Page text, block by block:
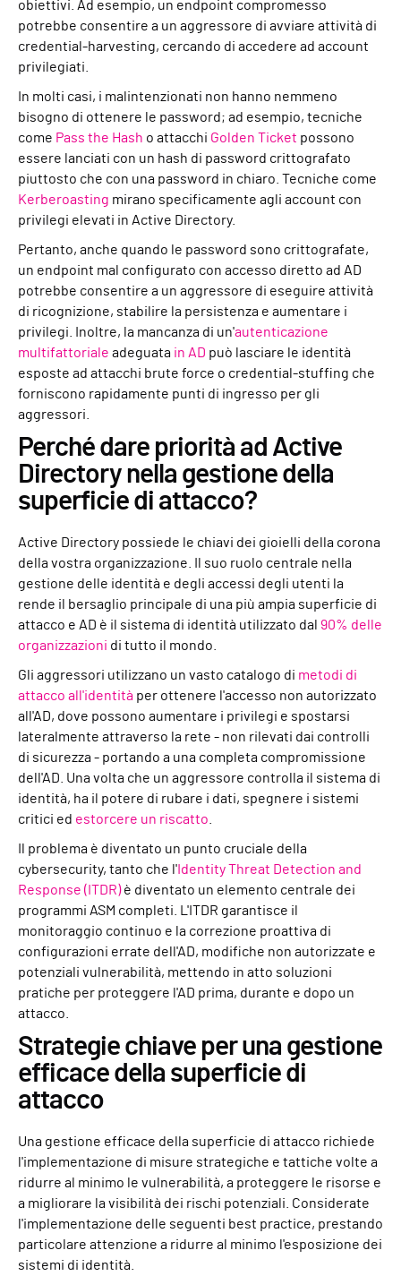
obiettivi. Ad esempio, un endpoint compromesso
potrebbe consentire a un aggressore di avviare attività di
credential-harvesting, cercando di accedere ad account
privilegiati.
In molti casi, i malintenzionati non hanno nemmeno
bisogno di ottenere le password; ad esempio, tecniche
come Pass the Hash o attacchi Golden Ticket possono
essere lanciati con un hash di password crittografato
piuttosto che con una password in chiaro. Tecniche come
Kerberoasting mirano specificamente agli account con
privilegi elevati in Active Directory.
Pertanto, anche quando le password sono crittografate,
un endpoint mal configurato con accesso diretto ad AD
potrebbe consentire a un aggressore di eseguire attività
di ricognizione, stabilire la persistenza e aumentare i
privilegi. Inoltre, la mancanza di un'autenticazione
multifattoriale adeguata in AD può lasciare le identità
esposte ad attacchi brute force o credential-stuffing che
forniscono rapidamente punti di ingresso per gli
aggressori.
Perché dare priorità ad Active
Directory nella gestione della
superficie di attacco?
Active Directory possiede le chiavi dei gioielli della corona
della vostra organizzazione. Il suo ruolo centrale nella
gestione delle identità e degli accessi degli utenti la
rende il bersaglio principale di una più ampia superficie di
attacco e AD è il sistema di identità utilizzato dal 90% delle
organizzazioni di tutto il mondo.
Gli aggressori utilizzano un vasto catalogo di metodi di
attacco all'identità per ottenere l'accesso non autorizzato
all'AD, dove possono aumentare i privilegi e spostarsi
lateralmente attraverso la rete - non rilevati dai controlli
di sicurezza - portando a una completa compromissione
dell'AD. Una volta che un aggressore controlla il sistema di
identità, ha il potere di rubare i dati, spegnere i sistemi
critici ed estorcere un riscatto
Il problema è diventato un punto cruciale della
cybersecurity, tanto che l' Identity Threat Detection and
Response (ITDR)è diventato un elemento centrale dei
programmi ASM completi. L'ITDR garantisce il
monitoraggio continuo e la correzione proattiva di
configurazioni errate dell'AD, modifiche non autorizzate e
potenziali vulnerabilità, mettendo in atto soluzioni
pratiche per proteggere l'AD prima, durante e dopo un
attacco.
Strategie chiave per una gestione
efficace della superficie di
attacco
Una gestione efficace della superficie di attacco richiede
l'implementazione di misure strategiche e tattiche volte a
ridurre al minimo le vulnerabilità, a proteggere le risorse e
a migliorare la visibilità dei rischi potenziali. Considerate
l'implementazione delle seguenti best practice, prestando
particolare attenzione a ridurre al minimo l'esposizione dei
sistemi di identità.